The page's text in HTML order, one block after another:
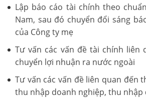
Lập báo cáo tài chính theo
Nam, sau đó chuyển đổi sáng
của Công ty mẹ
Tư vấn các vấn đề tài chính liên
chuyển lợi nhuận ra nước ngoài
Tư vấn các vấn đề liên quan đến
thu nhập doanh nghiệp, thu nhập